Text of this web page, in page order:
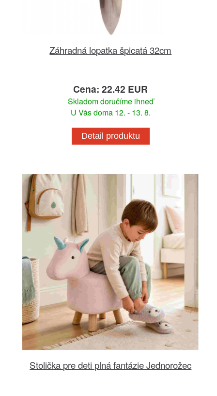
Záhradná lopatka špicatá 32cm
Cena: 22.42 EUR
Skladom doručíme ihneď
U Vás doma 12. - 13. 8.
Detail produktu
Stolička pre deti plná fantázie Jednorožec